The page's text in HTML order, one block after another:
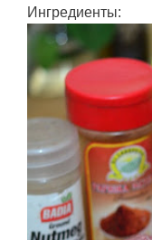
Ингредиенты: